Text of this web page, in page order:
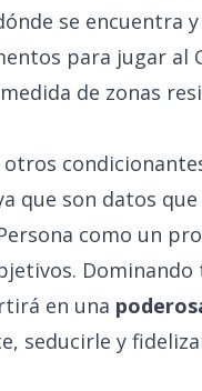
se encuentra
para jugar al
de zonas
que son datos
como un
Dominando
en una
seducirle y